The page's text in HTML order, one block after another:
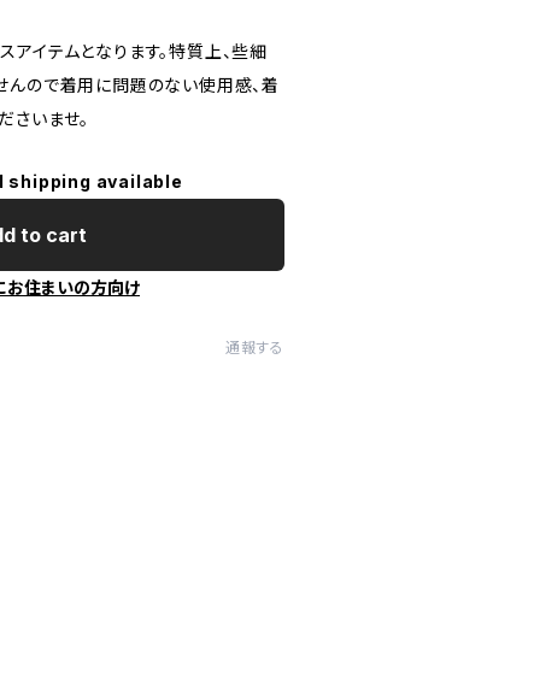
イテムとなります。特質上、些細
んので着用に問題のない使用感、着
さいませ。
shipping available
to cart
お住まいの方向け
通報する